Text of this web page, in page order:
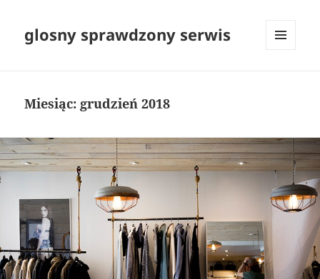
glosny sprawdzony serwis
Miesiąc: grudzień 2018